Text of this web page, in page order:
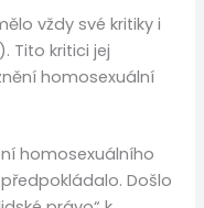
vždy své kritiky i
Tito kritici jej
homosexuální
homosexuálního
Došlo